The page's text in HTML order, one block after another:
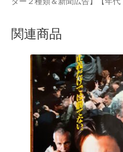
関連商品